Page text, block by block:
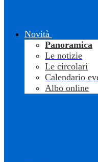
Novità
Panoramica
Le notizie
Le circolari
Calendario
Albo online